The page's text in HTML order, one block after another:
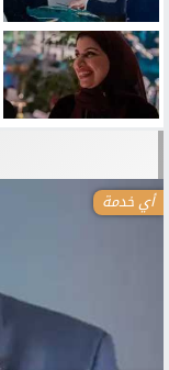
أي خدمة